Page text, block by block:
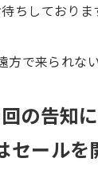
ちしておりま
方で来られな
の告知
セールを